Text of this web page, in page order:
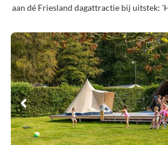
aan dé Friesland dagattractie bij uitstek: